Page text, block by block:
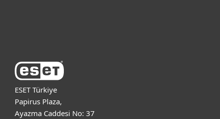
ESET Türkiye
Papirus Plaza,
Ayazma Caddesi No: 37